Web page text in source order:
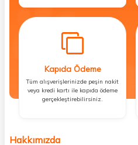
Kapıda Ödeme
Tüm alışverişlerinizde peşin nakit
veya kredi kartı ile kapıda ödeme
gerçekleştirebilirsiniz.
Hakkımızda